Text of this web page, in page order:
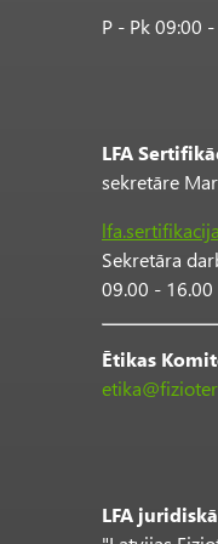
P - Pk 09:00
LFA
sekretāre
Sekretāra
09.00 - 16.00
Ētikas
LFA